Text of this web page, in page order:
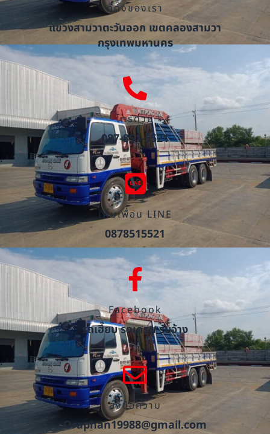
ที่ตั้งของเรา
แขวงสามวาตะวันออก เขตคลองสามวา
กรุงเทพมหานคร
โทรด่วน
087-851-5521
เพิ่มเพื่อน LINE
0878515521
Facebook
รถเฮี๊ยบ รถเครน รับจ้าง
ส่งข้อความ
Oraphan19988@gmail.com